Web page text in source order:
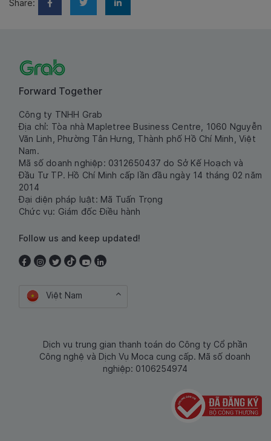
Share:
Forward Together
Công ty TNHH Grab
Địa chỉ: Tòa nhà Mapletree Business Centre, 1060 Nguyễn
Văn Linh, Phường Tân Hưng, Thành phố Hồ Chí Minh, Việt
Nam.
Mã số doanh nghiệp: 0312650437 do Sở Kế Hoạch và
Đầu Tư TP. Hồ Chí Minh cấp lần đầu ngày 14 tháng 02 năm
2014
Đại diện pháp luật: Mã Tuấn Trọng
Chức vụ: Giám đốc Điều hành
Follow us and keep updated!
Việt Nam
Dịch vụ trung gian thanh toán do Công ty Cổ phần
Công nghệ và Dịch Vụ Moca cung cấp. Mã số doanh
nghiệp: 0106254974